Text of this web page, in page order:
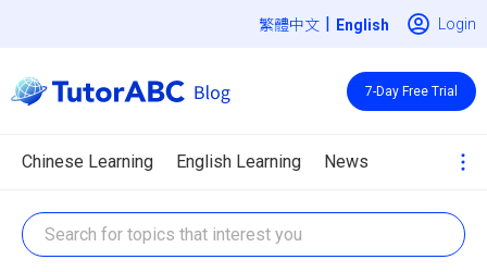
繁體中文 | Login
Chinese Learning English Learning News
7-Day Free Trial